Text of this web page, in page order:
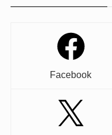
Facebook